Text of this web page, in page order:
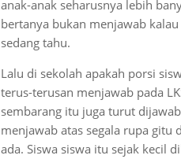
anak-anak seharusnya lebih
bertanya bukan menjawab
sedang tahu.
Lalu di sekolah apakah porsi
terus-terusan menjawab pada
sembarang itu juga turut
menjawab atas segala rupa gitu
ada. Siswa siswa itu sejak kecil